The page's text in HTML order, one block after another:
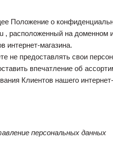
Положение о
, расположенный на доменном
интернет-магазина.
не предоставлять свои
впечатление об
Клиентов нашего
персональных данных